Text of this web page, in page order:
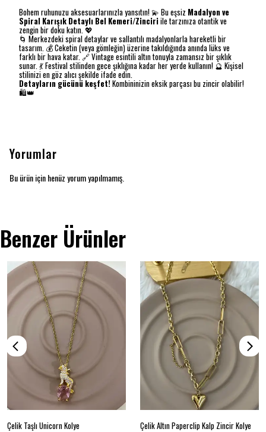
Bohem ruhunuzu aksesuarlarınızla yansıtın! 💫 Bu eşsiz Madalyon ve
Spiral Karışık Detaylı Bel Kemeri/Zinciriile tarzınıza otantik ve
zengin bir doku katın. 💖
🌀 Merkezdeki spiral detaylar ve sallantılı madalyonlarla hareketli bir
tasarım. 💰 Ceketin (veya gömleğin) üzerine takıldığında anında lüks ve
farklı bir hava katar. 🔗 Vintage esintili altın tonuyla zamansız bir şıklık
sunar. 💃 Festival stilinden gece şıklığına kadar her yerde kullanın! 🔮 Kişisel
stilinizi en göz alıcı şekilde ifade edin.
Detayların gücünü keşfet!Kombininizin eksik parçası bu zincir olabilir!
🛍️👑
Yorumlar
Bu ürün için henüz yorum yapılmamış.
Benzer Ürünler
Çelik Taşlı Unicorn Kolye Çelik Altın Paperclip Kalp Zincir Kolye